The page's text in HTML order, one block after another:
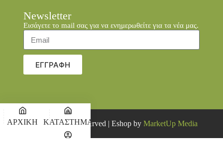
Newsletter
Εισάγετε το mail σας για να ενημερωθείτε για τα νέα μας.
ΕΓΓΡΑΦΗ
© 2026 all rights reserved | Eshop byMarketUp Media
ΑΡΧΙΚΗ ΚΑΤΑΣΤΗΜΑ